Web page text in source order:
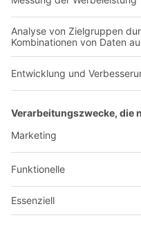
Produktionsstandorte
Karriere
YOUR LIFE.
+49 (6753) 122-922